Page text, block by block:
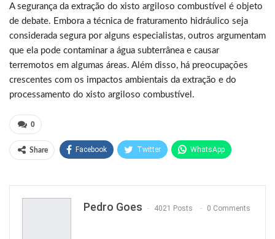
A segurança da extração do xisto argiloso combustível é objeto
de debate. Embora a técnica de fraturamento hidráulico seja
considerada segura por alguns especialistas, outros argumentam
que ela pode contaminar a água subterrânea e causar
terremotos em algumas áreas. Além disso, há preocupações
crescentes com os impactos ambientais da extração e do
processamento do xisto argiloso combustível.
0
Share Facebook Twitter WhatsApp
Pedro Goes 4021 Posts 0 Comments